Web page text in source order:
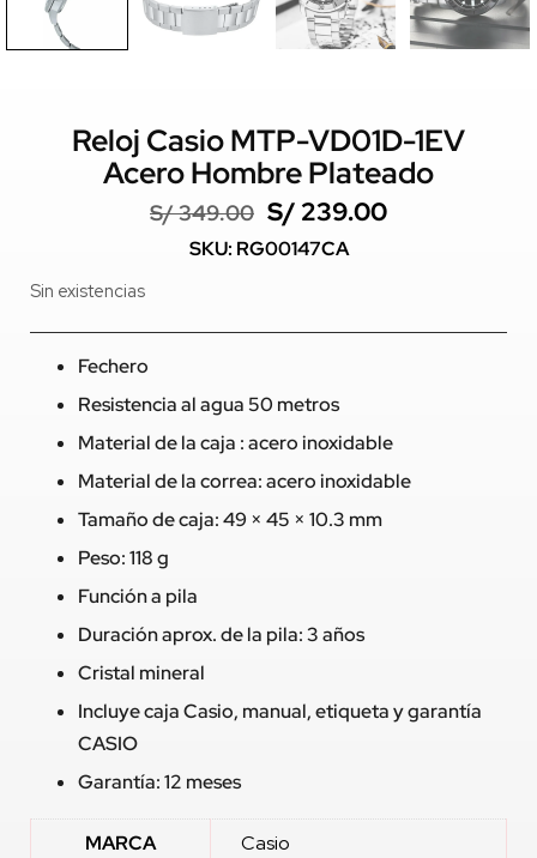
Reloj Casio MTP-VD01D-1EV
Acero Hombre Plateado
S/349.00 S/ 239.00
SKU: RG00147CA
Sin existencias
Fechero
Resistencia al agua 50 metros
Material de la caja : acero inoxidable
Material de la correa: acero inoxidable
Tamaño de caja: 49 × 45 × 10.3 mm
Peso: 118 g
Función a pila
Duración aprox. de la pila: 3 años
Cristal mineral
Incluye caja Casio, manual, etiqueta y garantía
CASIO
Garantía: 12 meses
MARCA Casio